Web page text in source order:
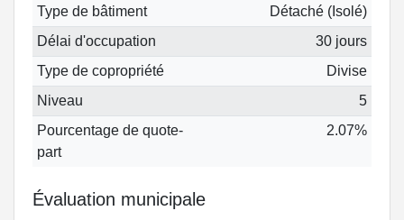
Type de bâtiment
Détaché (Isolé)
Délai d'occupation
30 jours
Type de copropriété
Divise
Niveau
5
Pourcentage de quote-
part
2.07%
Évaluation municipale